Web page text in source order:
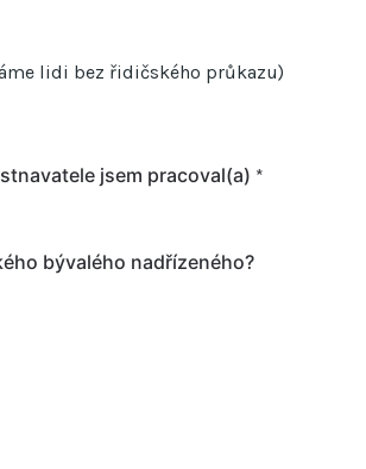
lidi bez řidičského průkazu)
jsem pracoval(a) *
bývalého nadřízeného?